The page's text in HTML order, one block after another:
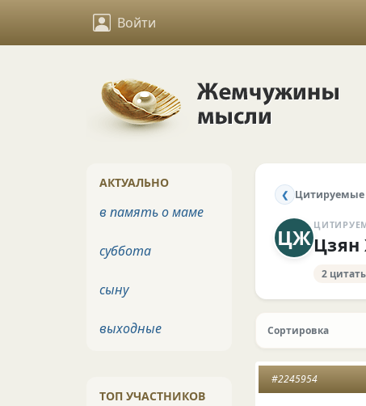
Войти
❮ Цитируемые
ЦЖЦзян
2
Сортировка
#2245954
АКТУАЛЬНО
в память о маме
суббота
сыну
выходные
ТОП УЧАСТНИКОВ